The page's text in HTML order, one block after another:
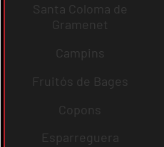
Santa Coloma de
Gramenet
Campins
Fruitós de Bages
Copons
Esparreguera